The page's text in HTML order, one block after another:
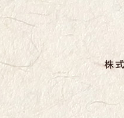
店舗
き）
ある美味しい蕎
はこちら。店舗